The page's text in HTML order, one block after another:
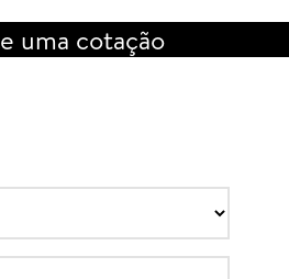
uma cotação